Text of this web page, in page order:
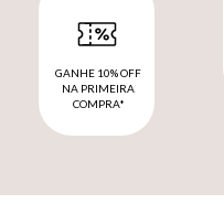
GANHE 10% OFF
NA PRIMEIRA
COMPRA*